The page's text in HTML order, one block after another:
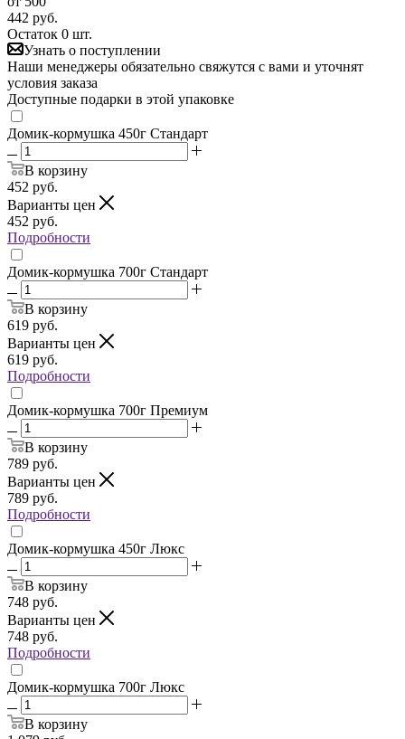
442 руб.
Остаток 0 шт.
Узнать о поступлении
Наши менеджеры обязательно свяжутся с вами и уточнят
условия заказа
Доступные подарки в этой упаковке
Домик-кормушка 450г Стандарт
В корзину
452 руб.
Варианты цен
452 руб.
Подробности
Домик-кормушка 700г Стандарт
В корзину
619 руб.
Варианты цен
619 руб.
Подробности
Домик-кормушка 700г Премиум
В корзину
789 руб.
Варианты цен
789 руб.
Подробности
Домик-кормушка 450г Люкс
В корзину
748 руб.
Варианты цен
748 руб.
Подробности
Домик-кормушка 700г Люкс
В корзину